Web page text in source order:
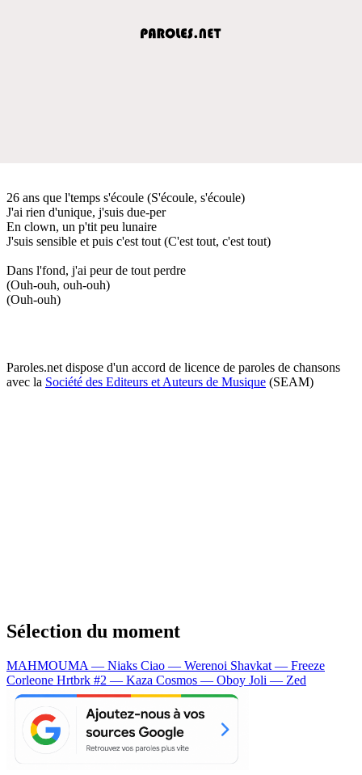
26 ans que l'temps s'écoule (S'écoule, s'écoule)
J'ai rien d'unique, j'suis due-per
En clown, un p'tit peu lunaire
J'suis sensible et puis c'est tout (C'est tout, c'est tout)
Dans l'fond, j'ai peur de tout perdre
(Ouh-ouh, ouh-ouh)
(Ouh-ouh)
Paroles.net dispose d'un accord de licence de paroles de chansons
avec la Société des Editeurs et Auteurs de Musique (SEAM)
Sélection du moment
MAHMOUMA — Niaks Ciao — Werenoi Shavkat — Freeze
Corleone Hrtbrk #2 — Kaza Cosmos — Oboy Joli — Zed